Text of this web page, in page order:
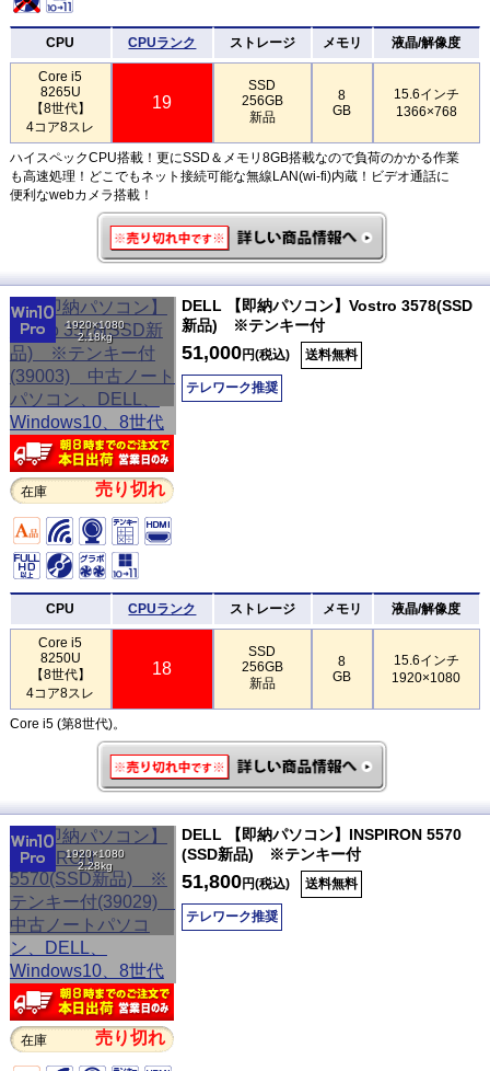
CPU CPUランク ストレージ メモリ 液晶/解像度
Core i5
8265U
【8世代】
4コア8スレ
19
SSD
256GB
新品
8
GB
15.6インチ
1366×768
ハイスペックCPU搭載！更にSSD＆メモリ8GB搭載なので負荷のかかる作業
も高速処理！どこでもネット接続可能な無線LAN(wi-fi)内蔵！ビデオ通話に
便利なwebカメラ搭載！
1920×1080
2.18kg
在庫 売り切れ
DELL 【即納パソコン】Vostro 3578(SSD
新品) ※テンキー付
51,000円(税込) 送料無料
テレワーク推奨
CPU CPUランク ストレージ メモリ 液晶/解像度
Core i5
8250U
【8世代】
4コア8スレ
18
SSD
256GB
新品
8
GB
15.6インチ
1920×1080
Core i5 (第8世代)。
1920×1080
2.28kg
在庫 売り切れ
DELL 【即納パソコン】INSPIRON 5570
(SSD新品) ※テンキー付
51,800円(税込) 送料無料
テレワーク推奨